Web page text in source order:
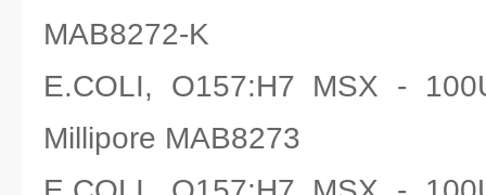
MAB8272-K
E.COLI, O157:H7 MSX -
Millipore MAB8273